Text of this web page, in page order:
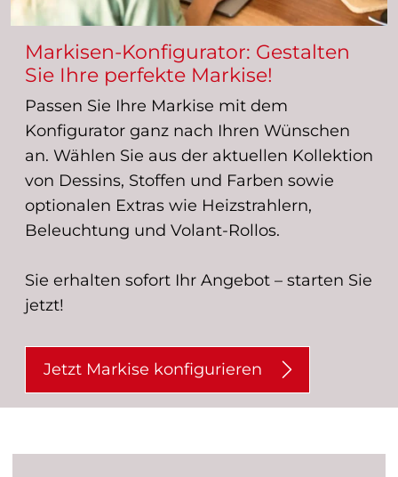
Markisen-Konfigurator: Gestalten
Sie Ihre perfekte Markise!
Passen Sie Ihre Markise mit dem
Konfigurator ganz nach Ihren Wünschen
an. Wählen Sie aus der aktuellen Kollektion
von Dessins, Stoffen und Farben sowie
optionalen Extras wie Heizstrahlern,
Beleuchtung und Volant-Rollos.
Sie erhalten sofort Ihr Angebot – starten Sie
jetzt!
Jetzt Markise konfigurieren